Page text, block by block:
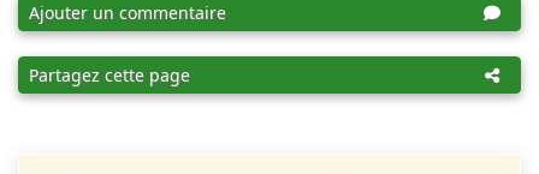
Ajouter un commentaire
Partagez cette page